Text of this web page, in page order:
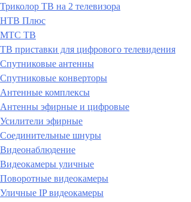
Триколор ТВ на 2 телевизора
НТВ Плюс
МТС ТВ
ТВ приставки для цифрового телевидения
Спутниковые антенны
Спутниковые конверторы
Антенные комплексы
Антенны эфирные и цифровые
Усилители эфирные
Соединительные шнуры
Видеонаблюдение
Видеокамеры уличные
Поворотные видеокамеры
Уличные IP видеокамеры